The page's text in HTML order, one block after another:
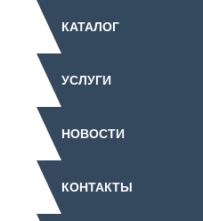
КАТАЛОГ
УСЛУГИ
НОВОСТИ
КОНТАКТЫ